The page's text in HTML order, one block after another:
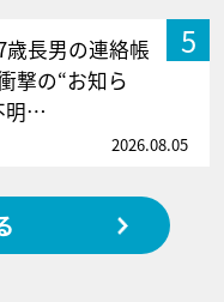
5
歳長男の連絡帳
撃の“お知ら
明…
2026.08.05